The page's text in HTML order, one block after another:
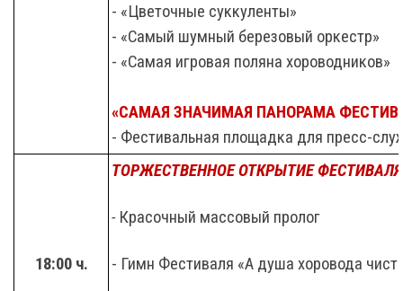
- «Цветочные суккуленты»
- «Самый шумный березовый оркестр»
- «Самая игровая поляна хороводников»
«САМАЯ ЗНАЧИМАЯ ПАНОРАМА
- Фестивальная площадка для пресс-
18:00 ч.
ТОРЖЕСТВЕННОЕ ОТКРЫТИЕ
- Красочный массовый пролог
- Гимн Фестиваля «А душа хоровода